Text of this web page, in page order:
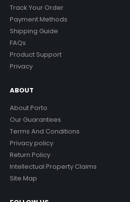
Track Your Order
Payment Methods
Shipping Guide
FAQs
Product Support
Privacy
ABOUT
About Porto
Our Guarantees
Terms And Conditions
Privacy policy
Return Policy
Intellectual Property Claims
Site Map